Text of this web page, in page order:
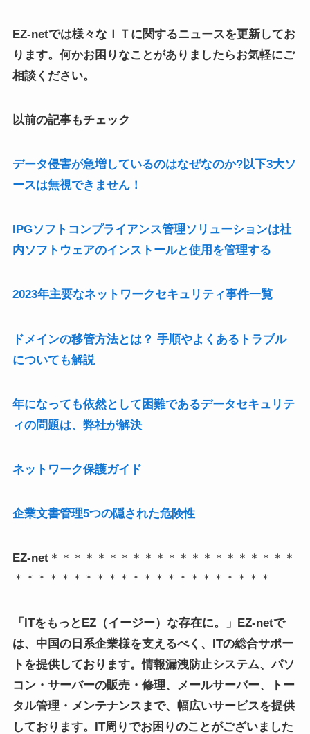
EZ-netでは様々なＩＴに関するニュースを更新してお
ります。何かお困りなことがありましたらお気軽にご
相談ください。
以前の記事もチェック
データ侵害が急増しているのはなぜなのか?以下3大ソ
ースは無視できません！
IPGソフトコンプライアンス管理ソリューションは社
内ソフトウェアのインストールと使用を管理する
2023年主要なネットワークセキュリティ事件一覧
ドメインの移管方法とは？ 手順やよくあるトラブル
についても解説
年になっても依然として困難であるデータセキュリテ
ィの問題は、弊社が解決
ネットワーク保護ガイド
企業文書管理5つの隠された危険性
EZ-net＊＊＊＊＊＊＊＊＊＊＊＊＊＊＊＊＊＊＊＊＊
＊＊＊＊＊＊＊＊＊＊＊＊＊＊＊＊＊＊＊＊＊＊
「ITをもっとEZ（イージー）な存在に。」EZ-netで
は、中国の日系企業様を支えるべく、ITの総合サポー
トを提供しております。情報漏洩防止システム、パソ
コン・サーバーの販売・修理、メールサーバー、トー
タル管理・メンテナンスまで、幅広いサービスを提供
しております。IT周りでお困りのことがございました